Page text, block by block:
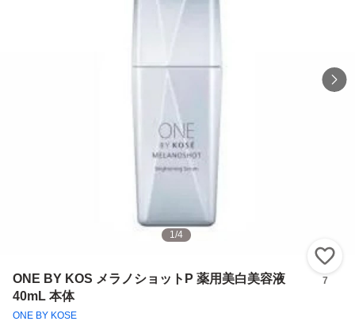
1/4
ONE BY KOS メラノショットP 薬用美白美容液
40mL 本体
ONE BY KOSE
7